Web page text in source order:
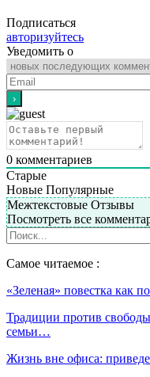
Подписаться
авторизуйтесь
Уведомить о
0 комментариев
Старые
Новые Популярные
Межтекстовые Отзывы
Посмотреть все
Самое читаемое :
«Зеленая» повестка как
Традиции против
семьи…
Жизнь вне офиса: